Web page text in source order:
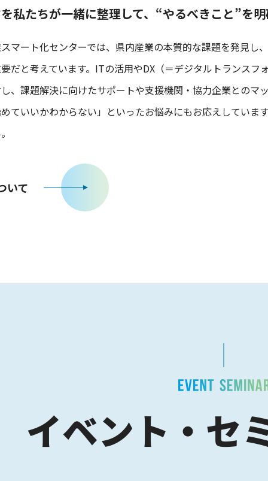
私たちが一緒に整理して、“やるべきこと”を
マート化センターでは、県内産業の本質的な課題を発見し
だと考えています。ITの活用やDX（＝デジタルトランスフ
、課題解決に向けたサポートや支援機関・協力企業とのマ
ていいかわからない」といったお悩みにもお応えしていま
いて
イベント・セ